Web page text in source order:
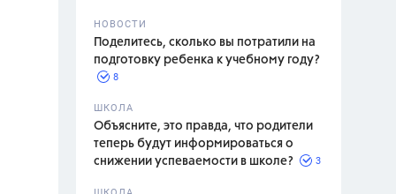
НОВОСТИ
Поделитесь, сколько вы потратили на
подготовку ребенка к учебному году?
8
ШКОЛА
Объясните, это правда, что родители
теперь будут информироваться о
снижении успеваемости в школе?
3